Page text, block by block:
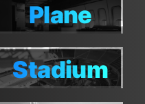
Plane
Plane
Stadium
Stadium